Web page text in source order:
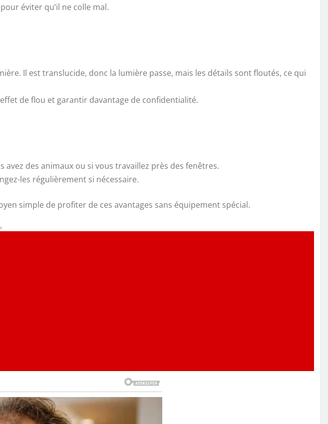
éviter qu’il ne colle mal.
Il est translucide, donc la lumière passe, mais les détails sont floutés, ce qui
de flou et garantir davantage de confidentialité.
des animaux ou si vous travaillez près des fenêtres.
les régulièrement si nécessaire.
simple de profiter de ces avantages sans équipement spécial.